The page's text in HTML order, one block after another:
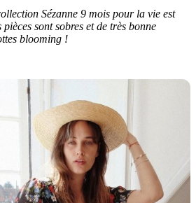
Sézanne 9 mois pour la vie est
sont sobres et de très bonne
blooming !